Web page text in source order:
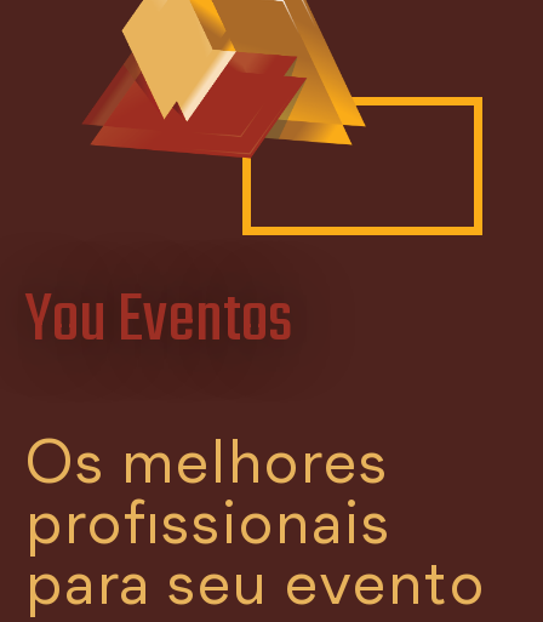
You Eventos
Os melhores
profissionais
para seu evento